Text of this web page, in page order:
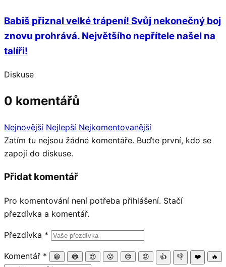
Babiš přiznal velké trápení! Svůj nekonečný boj
znovu prohrává. Největšího nepřítele našel na
talíři!
Diskuse
0 komentářů
Nejnovější Nejlepší Nejkomentovanější
Zatím tu nejsou žádné komentáře. Buďte první, kdo se
zapojí do diskuse.
Přidat komentář
Pro komentování není potřeba přihlášení. Stačí
přezdívka a komentář.
Přezdívka *
Komentář * 😀 😂 😍 😮 😢 😡 👍 👎 ❤️ 🔥